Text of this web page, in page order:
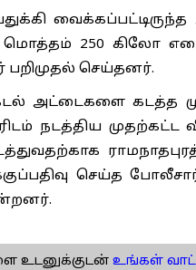
மொத்தம் 250 கிலோ
செய்தனர்.
அட்டைகளை கடத்த
நடத்திய
செய்த
உடனுக்குடன் உங்கள்